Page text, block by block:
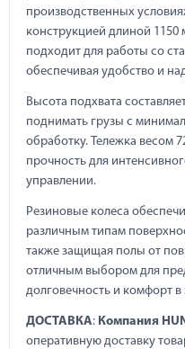
производственных
конструкцией длиной
подходит для работы со
обеспечивая удобство и
Высота подхвата
поднимать грузы с
обработку. Тележка весом
прочность для
управлении.
Резиновые колеса
различным типам
также защищая полы от
отличным выбором для
долговечность и комфорт в
ДОСТАВКА: Компания
оперативную доставку